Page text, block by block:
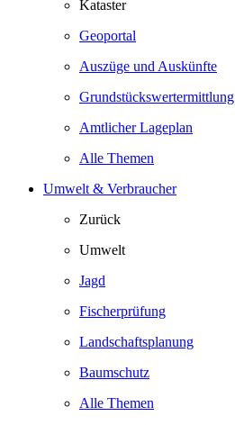
Kataster
Geoportal
Auszüge und Auskünfte
Grundstückswertermittlung
Amtlicher Lageplan
Alle Themen
Umwelt & Verbraucher
Zurück
Umwelt
Jagd
Fischerprüfung
Landschaftsplanung
Baumschutz
Alle Themen